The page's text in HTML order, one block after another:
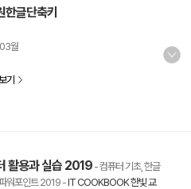
글단축키
월
기
활용과 실습 2019 - 컴퓨터 기초, 한글
워포인트 2019 -IT COOKBOOK 한빛 교